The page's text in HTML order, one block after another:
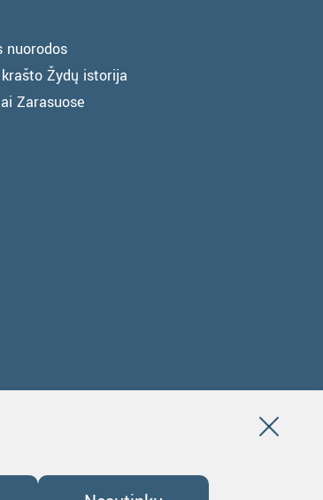
nuorodos
Žydų istorija
Zarasuose